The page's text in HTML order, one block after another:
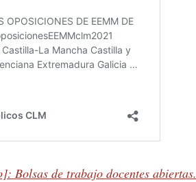
Bolsas de trabajo docentes abiertas.